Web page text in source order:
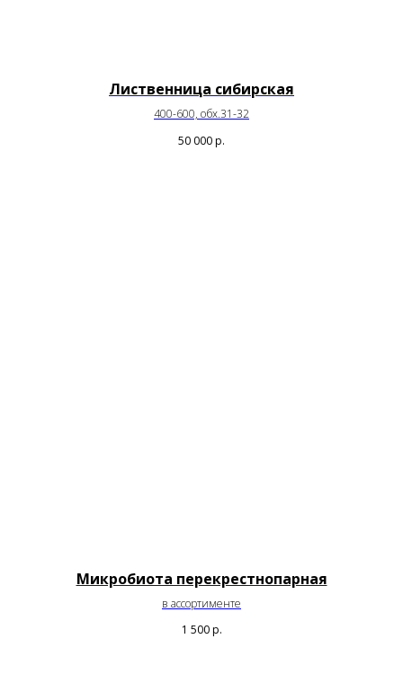
Лиственница сибирская
400-600, обх.31-32
50 000р.
Микробиота перекрестнопарная
в ассортименте
1 500 р.